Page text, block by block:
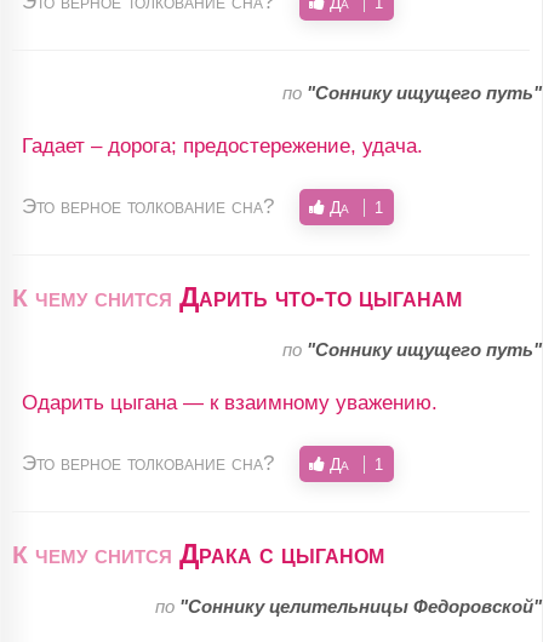
по "Соннику ищущего путь"
Гадает – дорога; предостережение, удача.
Это верное толкование сна? Да 1
К чему снится Дарить что-то цыганам
по "Соннику ищущего путь"
Одарить цыгана — к взаимному уважению.
Это верное толкование сна? Да 1
К чему снится Драка с цыганом
по "Соннику целительницы Федоровской"